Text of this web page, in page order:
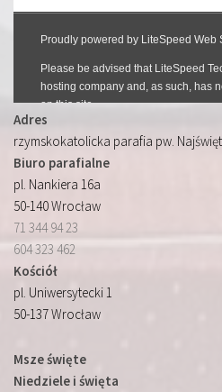
Adres
rzymskokatolicka parafia pw.
Biuro parafialne
pl. Nankiera 16a
50-140 Wrocław
71 344 94 23
604 323 462
Kościół
pl. Uniwersytecki 1
50-137 Wrocław
Msze święte
Niedziele i święta